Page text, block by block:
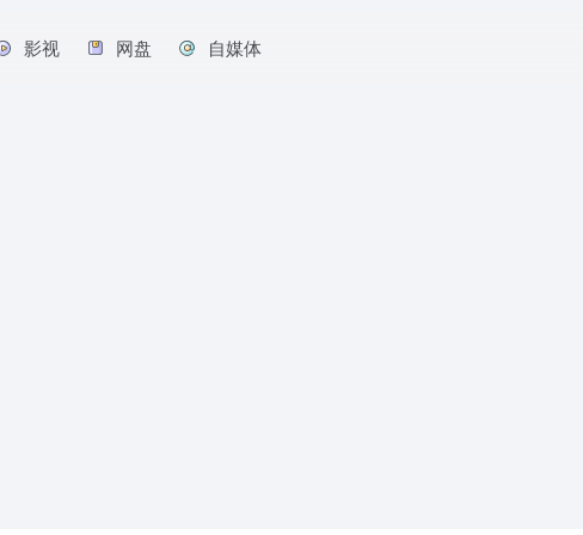
影视 网盘 自媒体